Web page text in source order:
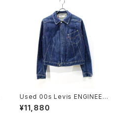
Used 00s Levis ENGINEER
ED JEANS 3D Short Denim
Jacket Size XS 相当 古着
¥11,880